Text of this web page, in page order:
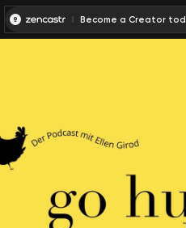
Become a Creator